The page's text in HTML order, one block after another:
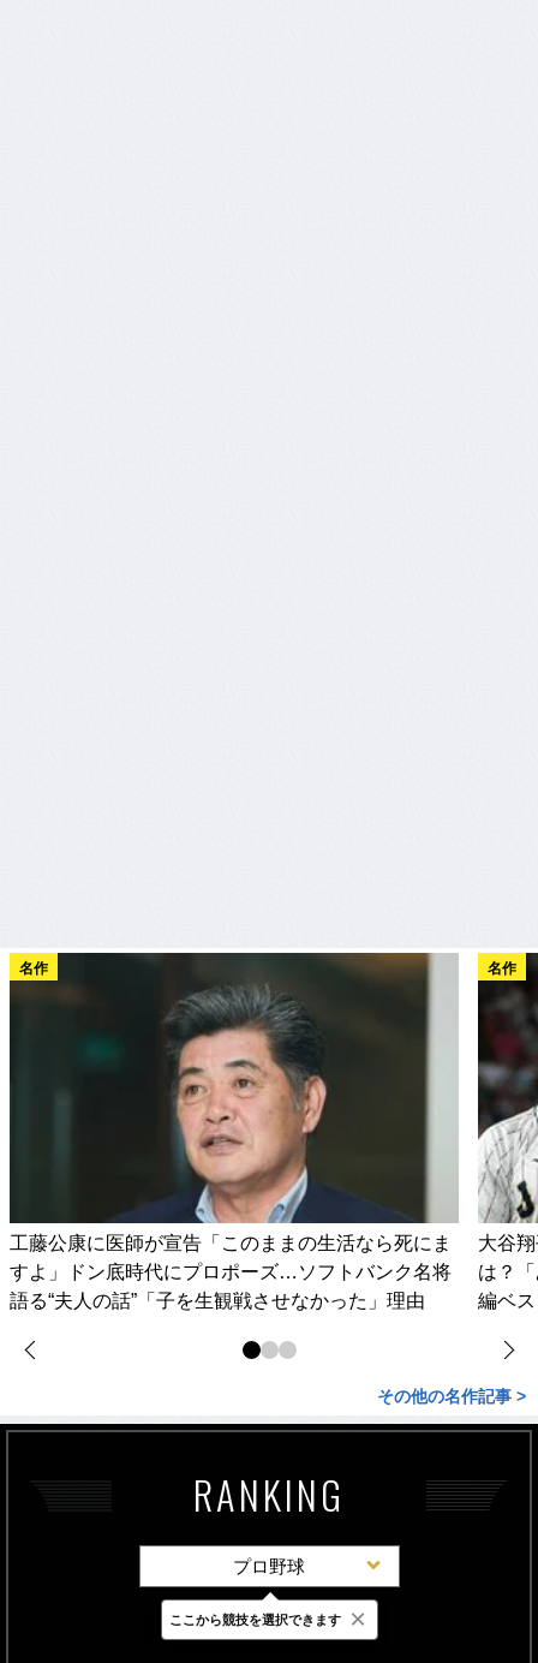
名作
工藤公康に医師が宣告「このままの生活なら死にま
すよ」ドン底時代にプロポーズ…ソフトバンク名将
語る“夫人の話”「子を生観戦させなかった」理由
名作
大谷
は？
編ベ
その他の名作記事 >
RANKING
プロ野球
最新 24時間 週間
ここから競技を選択できます ×